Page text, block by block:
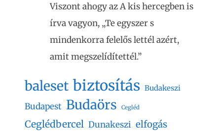
Viszont ahogy az A kis hercegben is
írva vagyon, „Te egyszer s
mindenkorra felelős lettél azért,
amit megszelídítettél.”
baleset biztosítás Budakeszi
Budapest Budaörs Cegléd
Ceglédbercel Dunakeszi elfogás